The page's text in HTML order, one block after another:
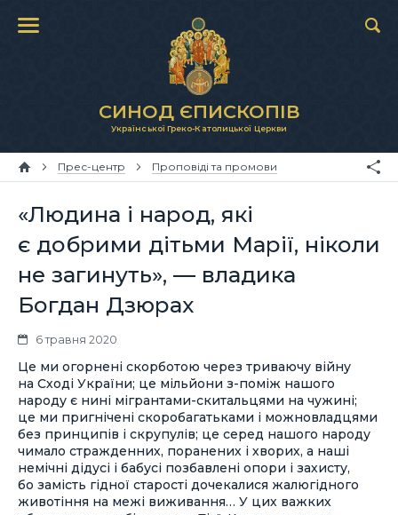
СИНОД ЄПИСКОПІВ
Української Греко-Католицької Церкви
Прес-центр Проповіді та промови
«Людина і народ, які
є добрими дітьми Марії, ніколи
не загинуть», — владика
Богдан Дзюрах
6 травня 2020
Це ми огорнені скорботою через триваючу війну
на Сході України; це мільйони з-поміж нашого
народу є нині мігрантами-скитальцями на чужині;
це ми пригнічені скоробагатьками і можновладцями
без принципів і скрупулів; це серед нашого народу
чимало стражденних, поранених і хворих, а наші
немічні дідусі і бабусі позбавлені опори і захисту,
бо замість гідної старості дочекалися жалюгідного
животіння на межі виживання… У цих важких